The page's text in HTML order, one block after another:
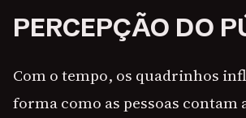
PERCEPÇÃO DO
Com o tempo, os quadrinhos
forma como as pessoas contam